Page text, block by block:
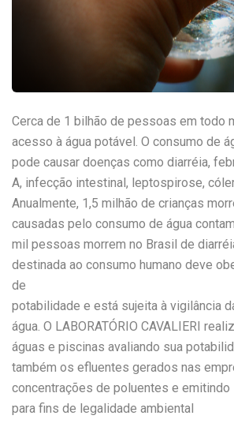
Cerca de 1 bilhão de pessoas em todo
acesso à água potável. O consumo de
pode causar doenças como diarréia,
A, infecção intestinal, leptospirose,
Anualmente, 1,5 milhão de crianças
causadas pelo consumo de água
mil pessoas morrem no Brasil de
destinada ao consumo humano deve
de
potabilidade e está sujeita à vigilância
água. O LABORATÓRIO CAVALIERI
águas e piscinas avaliando sua
também os efluentes gerados nas
concentrações de poluentes e
para fins de legalidade ambiental